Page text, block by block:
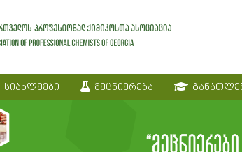
სიახლეები მეცნიერება